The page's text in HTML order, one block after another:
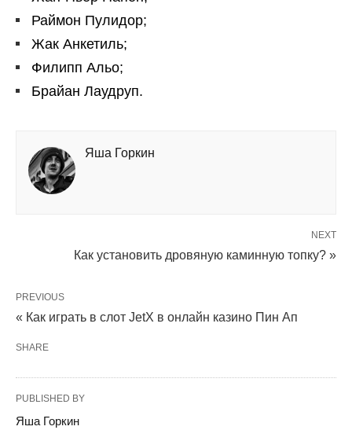
Раймон Пулидор;
Жак Анкетиль;
Филипп Альо;
Брайан Лаудруп.
Яша Горкин
NEXT
Как установить дровяную каминную топку? »
PREVIOUS
« Как играть в слот JetX в онлайн казино Пин Ап
SHARE
PUBLISHED BY
Яша Горкин